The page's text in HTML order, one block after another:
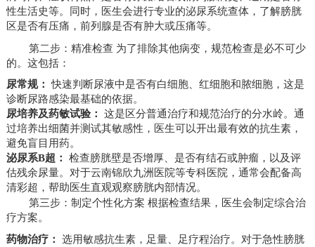
性生活史等。同时，医生会进行专业的泌尿系统查体，了解膀胱
区是否有压痛，前列腺是否有肿大或压痛等。
第二步：精准检查 为了排除其他病变，规范检查是必不可少
的。这包括：
尿常规： 快速判断尿液中是否有白细胞、红细胞和脓细胞，这是
诊断尿路感染最基础的依据。
尿培养及药敏试验： 这是区分普通治疗和规范治疗的分水岭。通
过培养出细菌并测试其敏感性，医生可以开出最有效的抗生素，
避免盲目用药。
泌尿系B超： 检查膀胱壁是否增厚、是否有结石或肿瘤，以及评
估残余尿量。对于云南锦欣九洲医院等专科医院，通常会配备高
清彩超，帮助医生直观观察膀胱内部情况。
第三步：制定个性化方案 根据检查结果，医生会制定综合治
疗方案。
药物治疗： 选用敏感抗生素，足量、足疗程治疗。对于急性膀胱